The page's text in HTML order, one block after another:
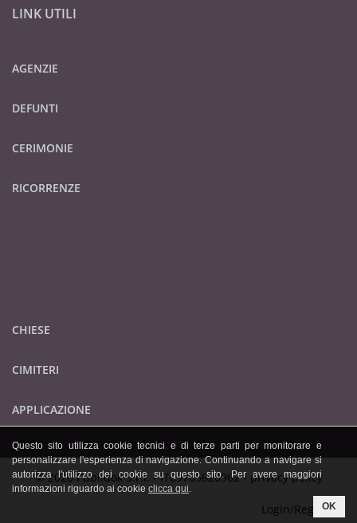
LINK UTILI
AGENZIE
DEFUNTI
CERIMONIE
RICORRENZE
CHIESE
CIMITERI
APPLICAZIONE
© 2026 Publidok S.r.l. - IT09705620962 - privacy policy
Login/Registrati
Questo sito utilizza cookie tecnici e di terze parti per monitorare e
personalizzare l'esperienza di navigazione. Continuando a navigare si
autorizza l'utilizzo dei cookie su questo sito. Per avere maggiori
informazioni riguardo ai cookie clicca qui.
OK